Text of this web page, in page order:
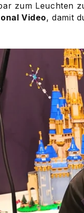
zum Leuchten
Video, damit